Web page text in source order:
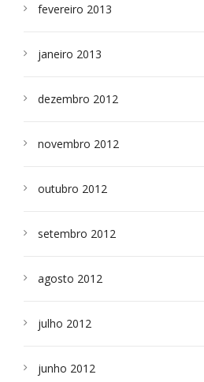
fevereiro 2013
janeiro 2013
dezembro 2012
novembro 2012
outubro 2012
setembro 2012
agosto 2012
julho 2012
junho 2012